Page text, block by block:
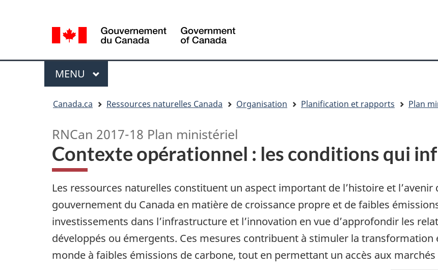
HTML
de
la
langue
selection
Menu
MENU PRINCIPAL
Canada.ca Ressources naturelles Canada Organisation Planification et rapports Plan
RNCan 2017-18 Plan ministériel
Contexte opérationnel : les conditions qui
Les ressources naturelles constituent un aspect important de l’histoire et
gouvernement du Canada en matière de croissance propre et de faibles
investissements dans l’infrastructure et l’innovation en vue d’approfondir les
développés ou émergents. Ces mesures contribuent à stimuler la
monde à faibles émissions de carbone, tout en permettant un accès aux